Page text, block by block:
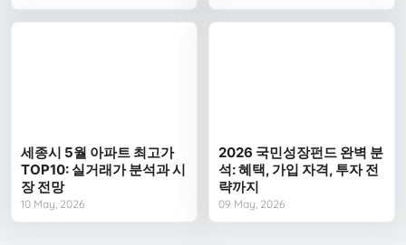
세종시 5월 아파트 최고가
TOP10: 실거래가 분석과 시
장 전망
10 May, 2026
2026 국민성장펀드 완벽 분
석: 혜택, 가입 자격, 투자 전
략까지
09 May, 2026